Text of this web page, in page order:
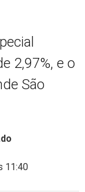
2,97%, e o
São
11:40